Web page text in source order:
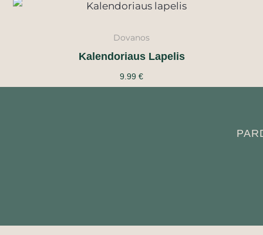
Dovanos
Kalendoriaus Lapelis
9.99 €